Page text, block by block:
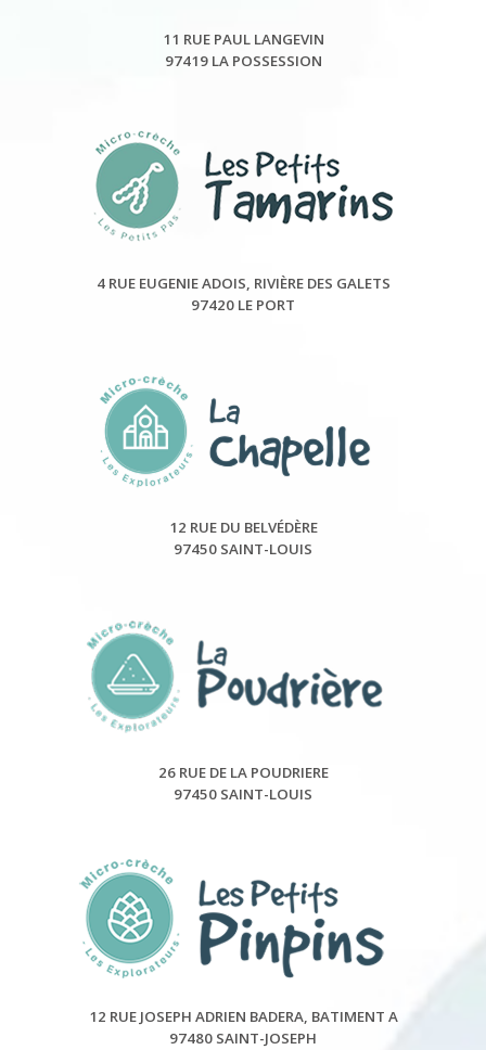
11 RUE PAUL LANGEVIN
97419 LA POSSESSION
4 RUE EUGENIE ADOIS, RIVIÈRE DES GALETS
97420 LE PORT
12 RUE DU BELVÉDÈRE
97450 SAINT-LOUIS
26 RUE DE LA POUDRIERE
97450 SAINT-LOUIS
12 RUE JOSEPH ADRIEN BADERA, BATIMENT A
97480 SAINT-JOSEPH